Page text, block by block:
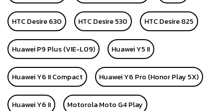
HTC Desire 630 HTC Desire 530 HTC Desire 825
Huawei P9 Plus (VIE-L09) Huawei Y5 II
Huawei Y6 II Compact Huawei Y6 Pro (Honor Play 5X)
Huawei Y6 II Motorola Moto G4 Play